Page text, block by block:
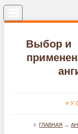
Выбор и
≡ У
≡ ГЛАВНАЯ →